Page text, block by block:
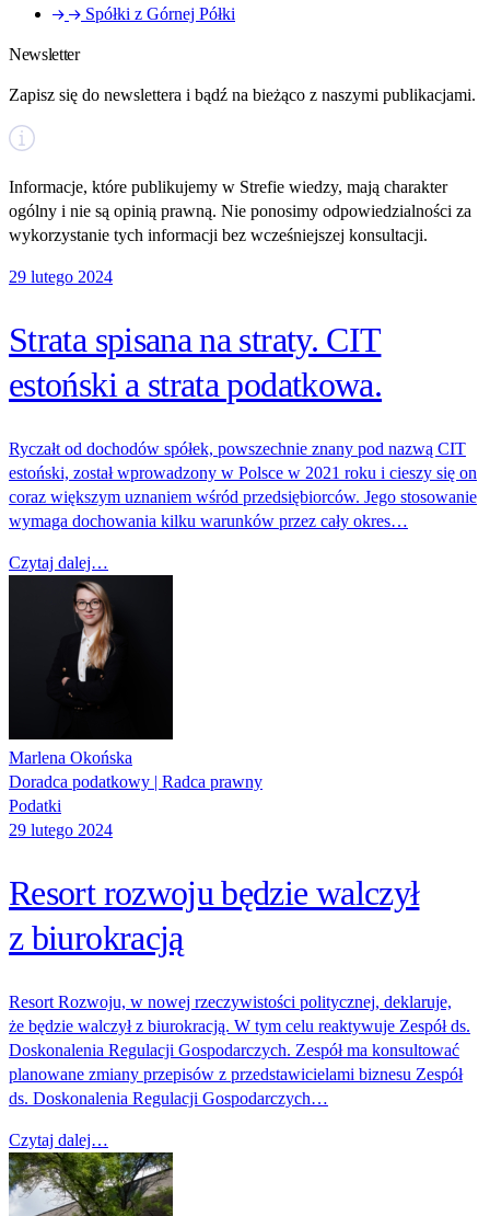
Spółki z Górnej Półki
Newsletter
Zapisz się do newslettera i bądź na bieżąco z naszymi publikacjami.
Informacje, które publikujemy w Strefie wiedzy, mają charakter
ogólny i nie są opinią prawną. Nie ponosimy odpowiedzialności za
wykorzystanie tych informacji bez wcześniejszej konsultacji.
29 lutego 2024
Strata spisana na straty. CIT
estoński a strata podatkowa.
Ryczałt od dochodów spółek, powszechnie znany pod nazwą CIT
estoński, został wprowadzony w Polsce w 2021 roku i cieszy się on
coraz większym uznaniem wśród przedsiębiorców. Jego stosowanie
wymaga dochowania kilku warunków przez cały okres…
Czytaj dalej…
Marlena Okońska
Doradca podatkowy | Radca prawny
Podatki
29 lutego 2024
Resort rozwoju będzie walczył
z biurokracją
Resort Rozwoju, w nowej rzeczywistości politycznej, deklaruje,
że będzie walczył z biurokracją. W tym celu reaktywuje Zespół ds.
Doskonalenia Regulacji Gospodarczych. Zespół ma konsultować
planowane zmiany przepisów z przedstawicielami biznesu Zespół
ds. Doskonalenia Regulacji Gospodarczych…
Czytaj dalej…